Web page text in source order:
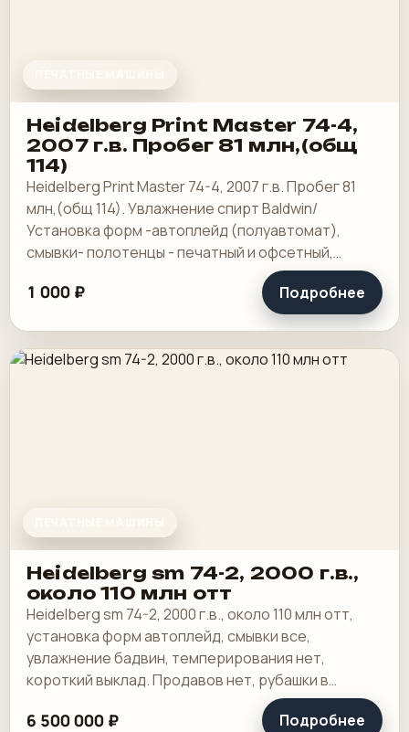
Heidelberg Print Master 74-4,
2007 г.в. Пробег 81 млн,(общ
114)
Heidelberg Print Master 74-4, 2007 г.в. Пробег 81
млн,(общ 114). Увлажнение спирт Baldwin/
Установка форм -автоплейд (полуавтомат),
смывки- полотенцы - печатный и офсетный,
выносной пульт ClassicCenter -PM74 - краски и.
1 000 ₽ Подробнее
Heidelberg sm 74-2, 2000 г.в.,
около 110 млн отт
Heidelberg sm 74-2, 2000 г.в., около 110 млн отт,
установка форм автоплейд, смывки все,
увлажнение бадвин, темперирования нет,
короткий выклад. Продавов нет, рубашки в
хорошем состоянии, таскалки и цепи в хорошем.
6 500 000 ₽ Подробнее